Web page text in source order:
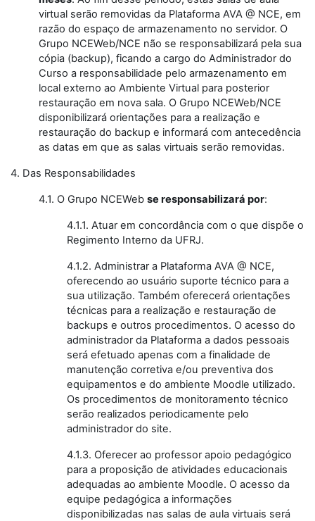
virtual serão removidas da Plataforma AVA @ NCE, em
razão do espaço de armazenamento no servidor. O
Grupo NCEWeb/NCE não se responsabilizará pela sua
cópia (backup), ficando a cargo do Administrador do
Curso a responsabilidade pelo armazenamento em
local externo ao Ambiente Virtual para posterior
restauração em nova sala. O Grupo NCEWeb/NCE
disponibilizará orientações para a realização e
restauração do backup e informará com antecedência
as datas em que as salas virtuais serão removidas.
4. Das Responsabilidades
4.1. O Grupo NCEWeb se responsabilizará por:
4.1.1. Atuar em concordância com o que dispõe o
Regimento Interno da UFRJ.
4.1.2. Administrar a Plataforma AVA @ NCE,
oferecendo ao usuário suporte técnico para a
sua utilização. Também oferecerá orientações
técnicas para a realização e restauração de
backups e outros procedimentos. O acesso do
administrador da Plataforma a dados pessoais
será efetuado apenas com a finalidade de
manutenção corretiva e/ou preventiva dos
equipamentos e do ambiente Moodle utilizado.
Os procedimentos de monitoramento técnico
serão realizados periodicamente pelo
administrador do site.
4.1.3. Oferecer ao professor apoio pedagógico
para a proposição de atividades educacionais
adequadas ao ambiente Moodle. O acesso da
equipe pedagógica a informações
disponibilizadas nas salas de aula virtuais será